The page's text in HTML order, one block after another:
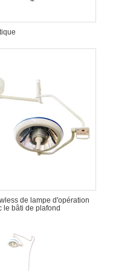
de lampe d'opération
le bâti de plafond